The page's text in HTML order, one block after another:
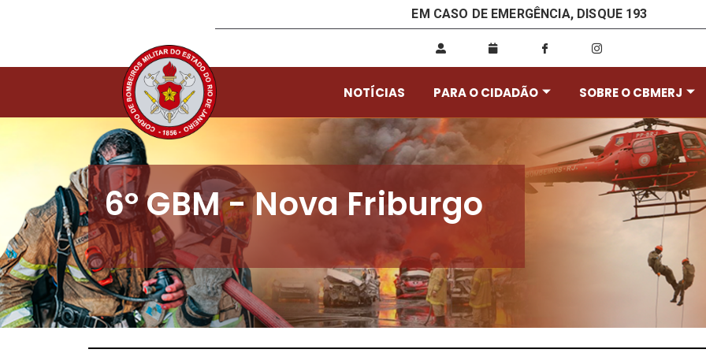
EM CASO DE EMERGÊNCIA, DISQUE 193
NOTÍCIAS PARA O CIDADÃO SOBRE O CBMERJ
6º GBM - Nova Friburgo